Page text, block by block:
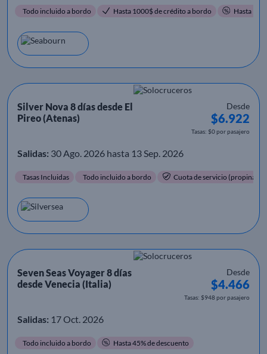
Todo incluido a bordo Hasta 1000$ de crédito a bordo Hasta
Silver Nova 8 días desde El
Pireo (Atenas)
Desde
$6.922
Tasas: $0 por pasajero
Salidas: 30 Ago. 2026 hasta 13 Sep. 2026
Tasas Incluidas Todo incluido a bordo Cuota de servicio (propinas)
Seven Seas Voyager 8 días
desde Venecia (Italia)
Desde
$4.466
Tasas: $948 por pasajero
Salidas: 17 Oct. 2026
Todo incluido a bordo Hasta 45% de descuento